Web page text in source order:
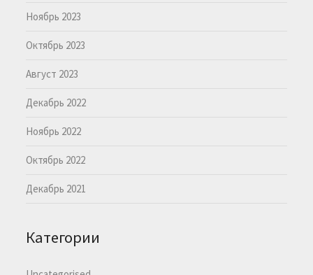
Ноябрь 2023
Октябрь 2023
Август 2023
Декабрь 2022
Ноябрь 2022
Октябрь 2022
Декабрь 2021
Категории